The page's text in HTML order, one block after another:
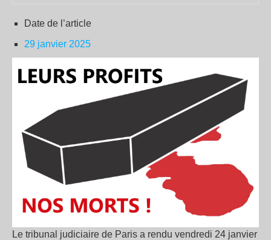
Date de l’article
29 janvier 2025
Le tribunal judiciaire de Paris a rendu vendredi 24 janvier